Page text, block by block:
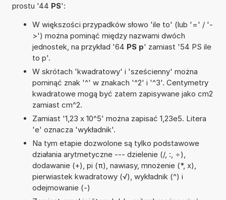
prostu '44 PS':
W większości przypadków słowo 'ile to' (lub '=' / '-
>') można pominąć między nazwami dwóch
jednostek, na przykład '64 PS p' zamiast '54 PS ile
to p'.
W skrótach 'kwadratowy' i 'sześcienny' można
pominąć znak '^' w znakach '^2' i '^3'. Centymetry
kwadratowe mogą być zatem zapisywane jako cm2
zamiast cm^2.
Zamiast '1,23 x 10^5' można zapisać 1,23e5. Litera
'e' oznacza 'wykładnik'.
Na tym etapie dozwolone są tylko podstawowe
działania arytmetyczne --- dzielenie (/, :, ÷),
dodawanie (+), pi (π), nawiasy, mnożenie (*, x),
pierwiastek kwadratowy (√), wykładnik (^) i
odejmowanie (-)